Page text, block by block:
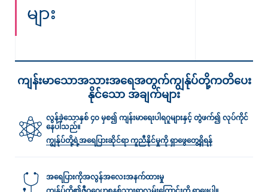
များ
ကျန်းမာသောအသားအရေအတွက်ကျွန်ုပ်တို့ကတိပေး
နိုင်သော အချက်များ
လွန်ခဲ့သောနှစ် ၄၀ မှစ၍ ကျန်းမာရေးပါရဂူများနှင့် တွဲဖက်၍ လုပ်ကိုင်
နေပါသည်။
ကျွန်ုပ်တို့ရဲ့အရေပြားဆိုင်ရာ ကူညီနိုင်မှုကို ရှာဖွေတွေ့ရှိရန်
အရေပြားကိုအလွန်အလေးအနက်ထားမှု